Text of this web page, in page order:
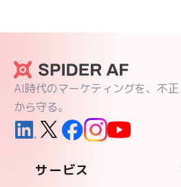
AI時代のマーケティングを、不
から守る。
サービス